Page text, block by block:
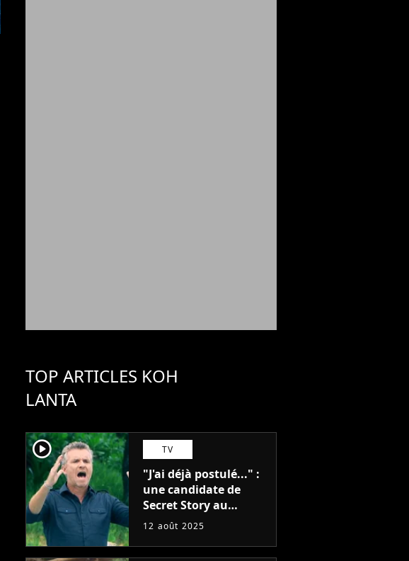
TOP ARTICLES KOH
LANTA
player2 TV
"J'ai déjà postulé..." :
une candidate de
Secret Story au
casting de Koh-Lanta
12 août 2025